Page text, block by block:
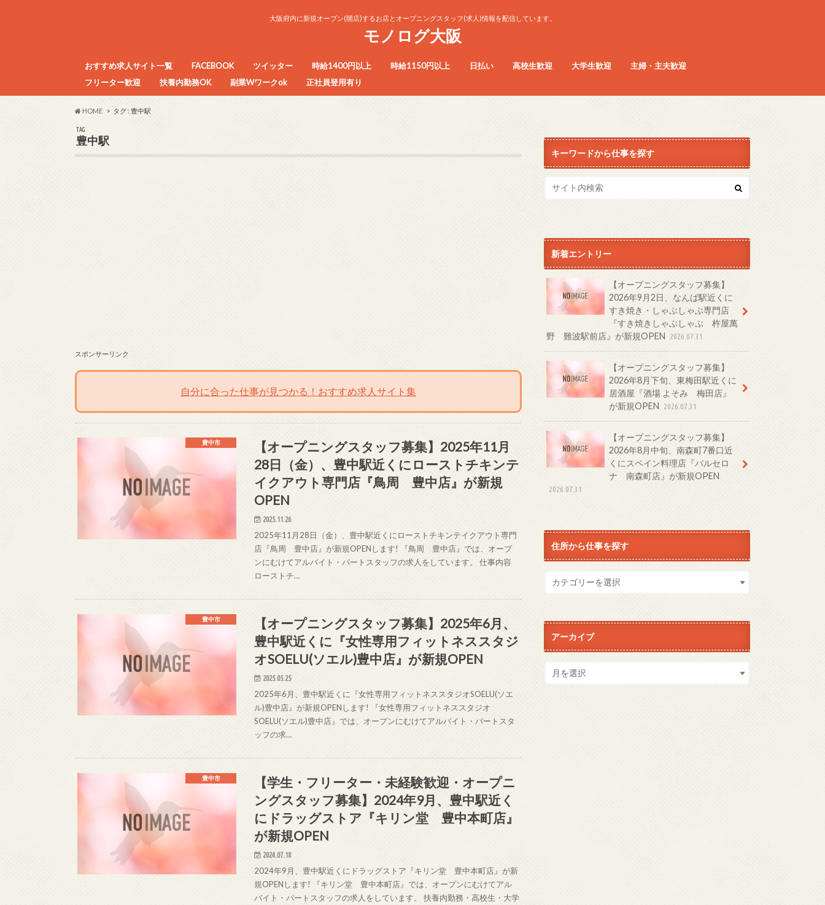
大阪府内に新規オープン(開店)するお店とオープニングスタッフ(求人)情報を配信しています。
モノログ大阪
おすすめ求人サイト一覧
目的別アルバイト求人サイトまとめ
FACEBOOK ツイッター 時給1400円以上 時給1150円以上 日払い 高校生歓迎 大学生歓迎
主婦・主夫歓迎
フリーター歓迎
扶養内勤務OK 副業Wワークok 正社員登用有り
HOME タグ : 豊中駅
TAG
豊中駅
スポンサーリンク
自分に合った仕事が見つかる！おすすめ求人サイト集
豊中市
【オープニングスタッフ募集】2025年11月
28日（金）、豊中駅近くにローストチキンテ
イクアウト専門店『鳥周 豊中店』が新規
OPEN
2025.11.26
2025年11月28日（金）、豊中駅近くにローストチキンテイクアウト専門
店『鳥周 豊中店』が新規OPENします! 『鳥周 豊中店』では、オープ
ンにむけてアルバイト・パートスタッフの求人をしています。 仕事内容
ローストチ…
豊中市
【オープニングスタッフ募集】2025年6月、
豊中駅近くに『女性専用フィットネススタジ
オSOELU(ソエル)豊中店』が新規OPEN
2025.05.25
2025年6月、豊中駅近くに『女性専用フィットネススタジオSOELU(ソエ
ル)豊中店』が新規OPENします! 『女性専用フィットネススタジオ
SOELU(ソエル)豊中店』では、オープンにむけてアルバイト・パートスタ
ッフの求…
豊中市
【学生・フリーター・未経験歓迎・オープニ
ングスタッフ募集】2024年9月、豊中駅近く
にドラッグストア『キリン堂 豊中本町店』
が新規OPEN
2024.07.18
2024年9月、豊中駅近くにドラッグストア『キリン堂 豊中本町店』が新
規OPENします! 『キリン堂 豊中本町店』では、オープンにむけてアル
バイト・パートスタッフの求人をしています。 扶養内勤務・高校生・大学
キーワードから仕事を探す
新着エントリー
【オープニングスタッフ募集】
2026年9月2日、なんば駅近くに
すき焼き・しゃぶしゃぶ専門店
『すき焼きしゃぶしゃぶ 杵屋萬
野 難波駅前店』が新規OPEN
2026.07.31
【オープニングスタッフ募集】
2026年8月下旬、東梅田駅近くに
居酒屋『酒場 よそみ 梅田店』
が新規OPEN
2026.07.31
【オープニングスタッフ募集】
2026年8月中旬、南森町7番口近
くにスペイン料理店『バルセロ
ナ 南森町店』が新規OPEN
2026.07.31
住所から仕事を探す
アーカイブ